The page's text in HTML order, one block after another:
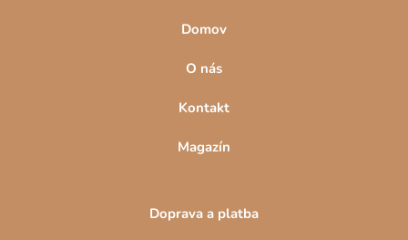
rokov, pred jej kúpou sa zamerajte na funkciu, doplnky a dizajn.
Domov
O nás
Kontakt
Magazín
Doprava a platba